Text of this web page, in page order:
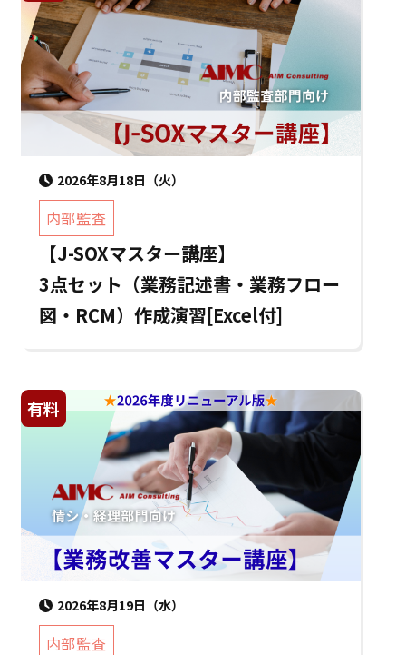
2026年8月18日（火）
内部監査
【J-SOXマスター講座】
3点セット（業務記述書・業務フロー
図・RCM）作成演習[Excel付]
有料
2026年8月19日（水）
内部監査